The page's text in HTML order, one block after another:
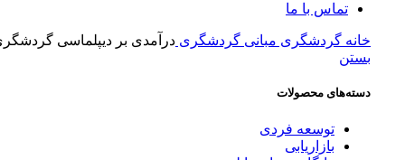
تماس با ما
خانه گردشگری مبانی گردشگری درآمدی بر دیپلماسی
بستن
دسته‌های محصولات
توسعه فردی
بازاریابی